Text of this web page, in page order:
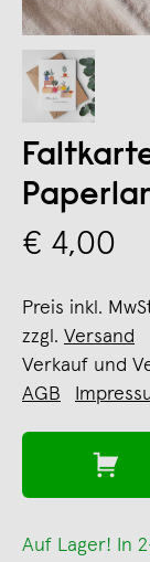
€ 4,00
Preis inkl.
zzgl. Versand
Verkauf und
AGB
Auf Lager! In